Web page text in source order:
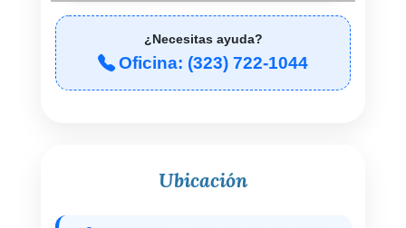
¿Necesitas ayuda?
Oficina: (323) 722-1044
Ubicación